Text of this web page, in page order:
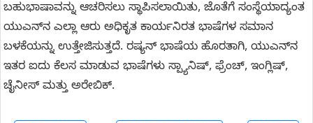
ಬಹುಭಾಷಾವನ್ನು ಆಚರಿಸಲು ಸ್ಥಾಪಿಸಲಾಯಿತು, ಜೊತೆಗೆ ಸಂಸ್ಥೆಯಾದ್ಯಂತ
ಯುಎನ್‌ನ ಎಲ್ಲಾ ಆರು ಅಧಿಕೃತ ಕಾರ್ಯನಿರತ ಭಾಷೆಗಳ ಸಮಾನ
ಬಳಕೆಯನ್ನು ಉತ್ತೇಜಿಸುತ್ತದೆ. ರಷ್ಯನ್ ಭಾಷೆಯ ಹೊರತಾಗಿ, ಯುಎನ್‌ನ
ಇತರ ಐದು ಕೆಲಸ ಮಾಡುವ ಭಾಷೆಗಳು ಸ್ಪ್ಯಾನಿಷ್, ಫ್ರೆಂಚ್, ಇಂಗ್ಲಿಷ್,
ಚೈನೀಸ್ ಮತ್ತು ಅರೇಬಿಕ್.